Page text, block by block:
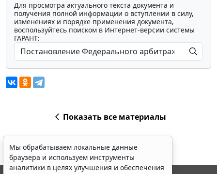
Для просмотра актуального текста документа и
получения полной информации о вступлении в силу,
изменениях и порядке применения документа,
воспользуйтесь поиском в Интернет-версии системы
ГАРАНТ:
Показать все материалы
Мы обрабатываем локальные данные
браузера и используем инструменты
аналитики в целях улучшения и обеспечения